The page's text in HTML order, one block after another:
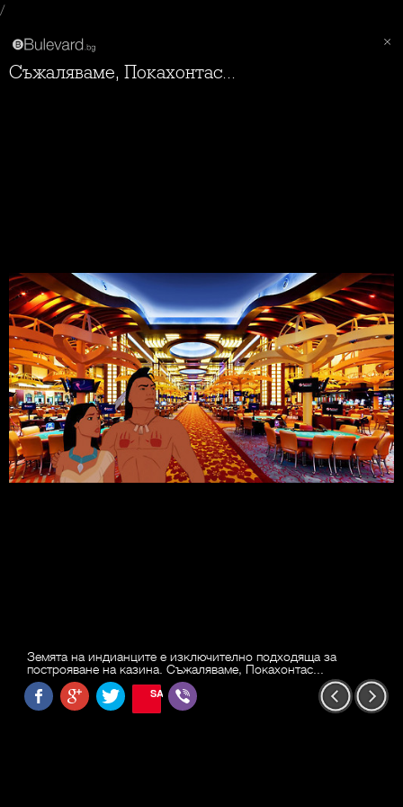
/
Съжаляваме, Покахонтас...
Земята на индианците е изключително подходяща за
построяване на казина. Съжаляваме, Покахонтас...
SAVE